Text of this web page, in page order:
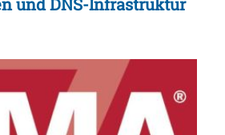
und DNS-Infrastruktur